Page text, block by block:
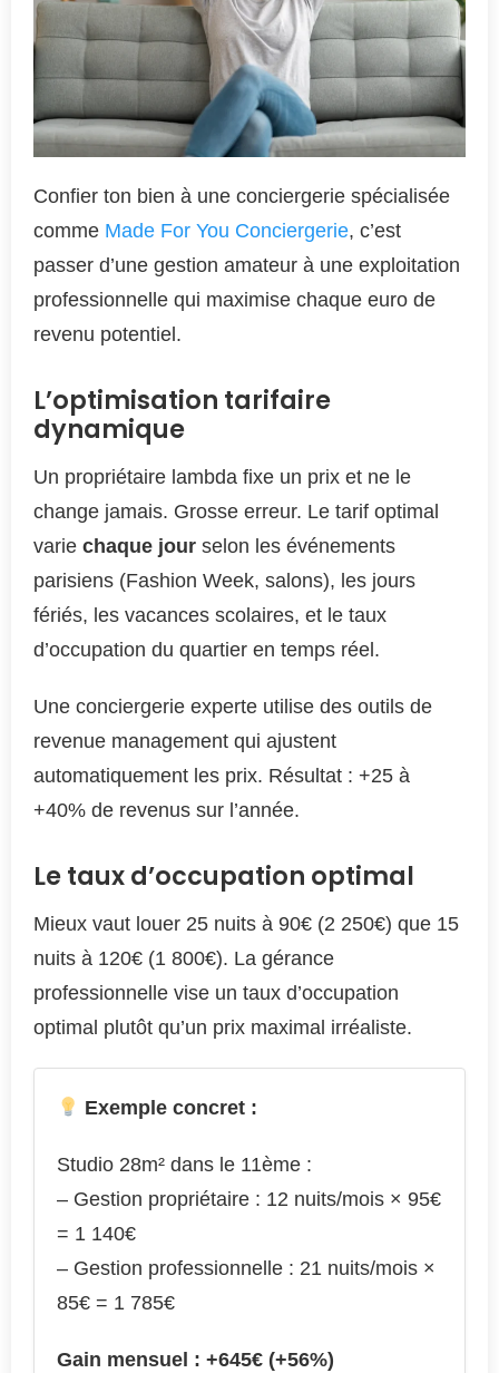
Confier ton bien à une conciergerie spécialisée
comme Made For You Conciergerie, c’est
passer d’une gestion amateur à une exploitation
professionnelle qui maximise chaque euro de
revenu potentiel.
L’optimisation tarifaire
dynamique
Un propriétaire lambda fixe un prix et ne le
change jamais. Grosse erreur. Le tarif optimal
varie chaque jour selon les événements
parisiens (Fashion Week, salons), les jours
fériés, les vacances scolaires, et le taux
d’occupation du quartier en temps réel.
Une conciergerie experte utilise des outils de
revenue management qui ajustent
automatiquement les prix. Résultat : +25 à
+40% de revenus sur l’année.
Le taux d’occupation optimal
Mieux vaut louer 25 nuits à 90€ (2 250€) que 15
nuits à 120€ (1 800€). La gérance
professionnelle vise un taux d’occupation
optimal plutôt qu’un prix maximal irréaliste.
Exemple concret :
Studio 28m² dans le 11ème :
– Gestion propriétaire : 12 nuits/mois × 95€
= 1 140€
– Gestion professionnelle : 21 nuits/mois ×
85€ = 1 785€
Gain mensuel : +645€ (+56%)